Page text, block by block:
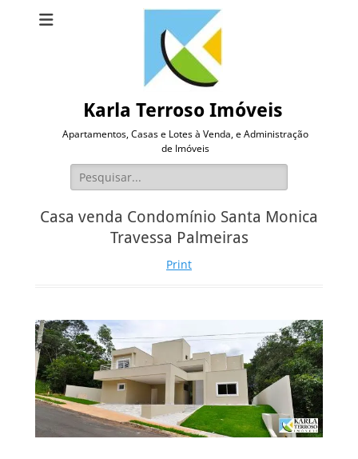
Karla Terroso Imóveis
Apartamentos, Casas e Lotes à Venda, e Administração
de Imóveis
Pesquisar
por:
Casa venda Condomínio Santa Monica
Travessa Palmeiras
Print